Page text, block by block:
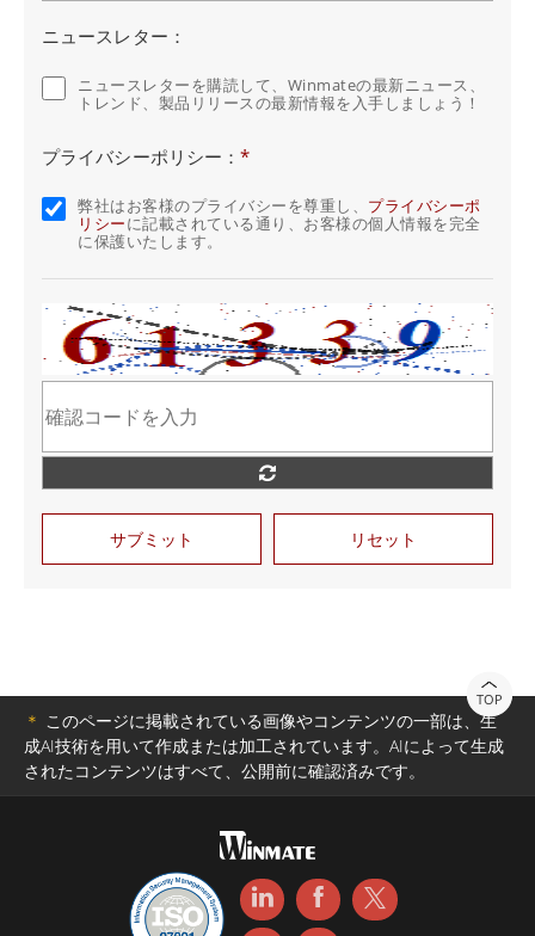
ニュースレター：
ニュースレターを購読して、Winmateの最新ニュース、
トレンド、製品リリースの最新情報を入手しましょう！
プライバシーポリシー：*
弊社はお客様のプライバシーを尊重し、 プライバシーポ
リシーに記載されている通り、お客様の個人情報を完全
に保護いたします。
サブミット リセット
TOP
＊ このページに掲載されている画像やコンテンツの一部は、生
成AI技術を用いて作成または加工されています。AIによって生成
されたコンテンツはすべて、公開前に確認済みです。